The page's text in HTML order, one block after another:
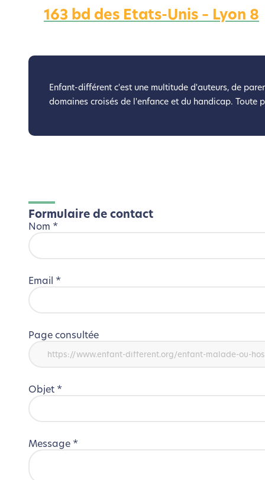
Nous avons
Si vous aussi vous
163 bd des Etats-Unis – Lyon 8
Enfant-différent c'est une multitude d'auteurs, de
domaines croisés de l'enfance et du handicap. Toute
Formulaire de contact
Nom *
Email *
Page consultée
Objet *
Message *